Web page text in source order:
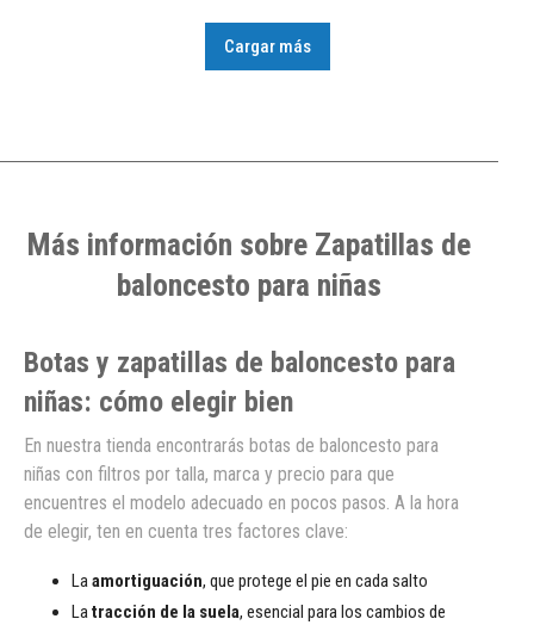
Cargar más
Más información sobre Zapatillas de
baloncesto para niñas
Botas y zapatillas de baloncesto para
niñas: cómo elegir bien
En nuestra tienda encontrarás botas de baloncesto para
niñas con filtros por talla, marca y precio para que
encuentres el modelo adecuado en pocos pasos. A la hora
de elegir, ten en cuenta tres factores clave:
Laamortiguación, que protege el pie en cada salto
Latracción de la suela, esencial para los cambios de